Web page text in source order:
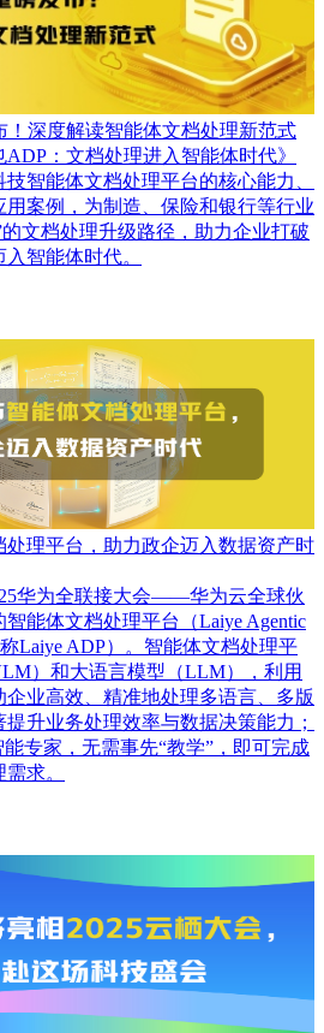
！深度解读智能体文档处理新范式
：文档处理进入智能体时代》
智能体文档处理平台的核心能力、
案例，为制造、保险和银行等行业
文档处理升级路径，助力企业打破
智能体时代。
理平台，助力政企迈入数据资产时
华为全联接大会——华为云全球伙
能体文档处理平台（Laiye Agentic
称Laiye ADP）。智能体文档处理平
）和大语言模型（LLM），利用
业高效、精准地处理多语言、多版
升业务处理效率与数据决策能力；
专家，无需事先“教学”，即可完成
求。